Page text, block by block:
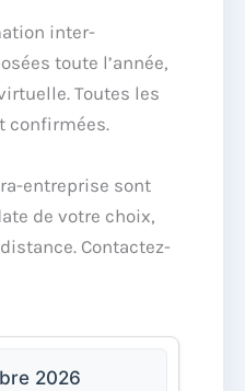
inter-
toute l’année,
Toutes les
confirmées.
entreprise sont
de votre choix,
Contactez-
2026